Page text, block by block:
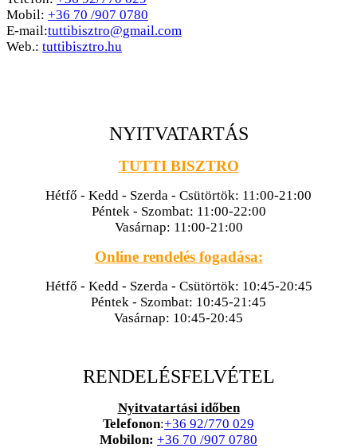
Mobil: +36 70 /907 0780
E-mail:tuttibisztro@gmail.com
Web.: tuttibisztro.hu
NYITVATARTÁS
TUTTI BISZTRO
Hétfő - Kedd - Szerda - Csütörtök: 11:00-21:00
Péntek - Szombat: 11:00-22:00
Vasárnap: 11:00-21:00
Online rendelés fogadása:
Hétfő - Kedd - Szerda - Csütörtök: 10:45-20:45
Péntek - Szombat: 10:45-21:45
Vasárnap: 10:45-20:45
RENDELÉSFELVÉTEL
Nyitvatartási időben
Telefonon:+36 92/770 029
Mobilon: +36 70 /907 0780